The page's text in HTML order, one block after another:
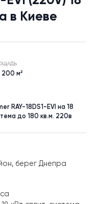
насоса
EVI (220V)
в Киеве
ПЛОЩАДЬ
до 200 м²
до 180 кв.м. 220в